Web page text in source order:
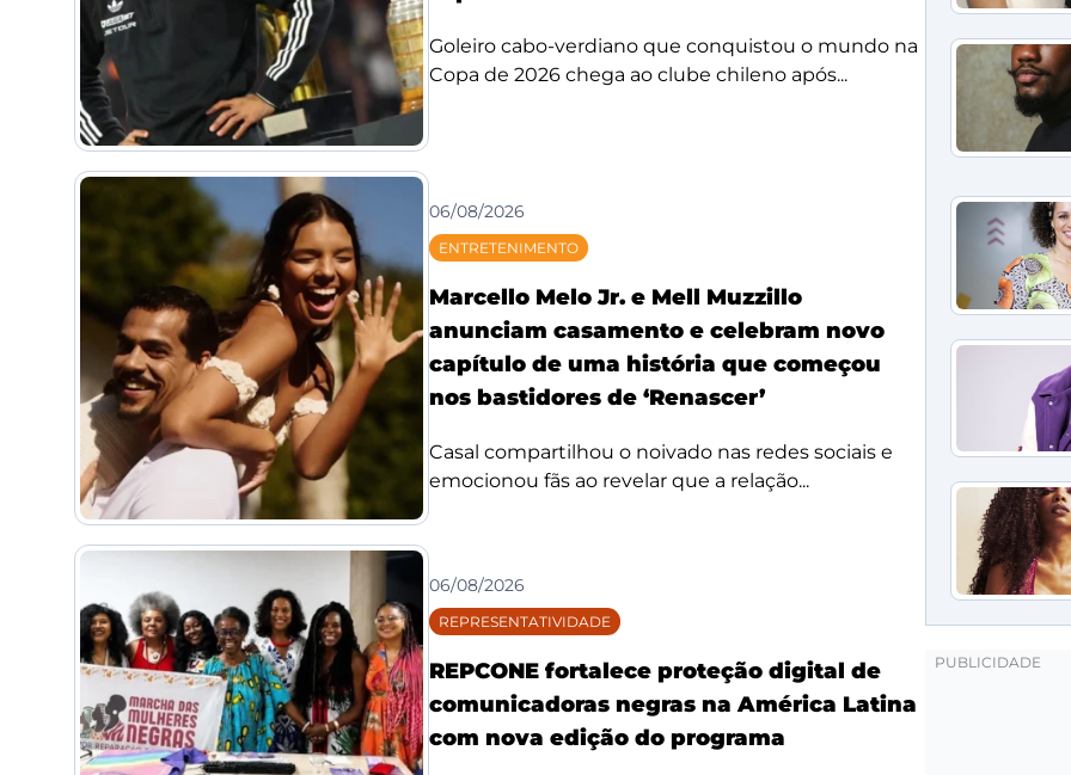
Goleiro cabo-verdiano que conquistou o mundo na
Copa de 2026 chega ao clube chileno após...
06/08/2026
ENTRETENIMENTO
Marcello Melo Jr. e Mell Muzzillo
anunciam casamento e celebram novo
capítulo de uma história que começou
nos bastidores de ‘Renascer’
Casal compartilhou o noivado nas redes sociais e
emocionou fãs ao revelar que a relação...
06/08/2026
REPRESENTATIVIDADE
REPCONE fortalece proteção digital de
comunicadoras negras na América Latina
com nova edição do programa